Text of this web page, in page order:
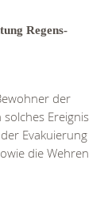
Regens-
der
Ereignis
Evakuierung
die Wehren